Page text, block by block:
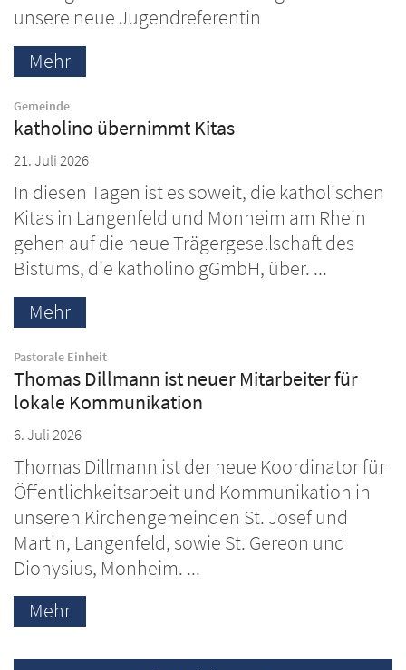
unsere neue Jugendreferentin
Mehr
Gemeinde:
katholino übernimmt Kitas
21. Juli 2026
In diesen Tagen ist es soweit, die katholischen
Kitas in Langenfeld und Monheim am Rhein
gehen auf die neue Trägergesellschaft des
Bistums, die katholino gGmbH, über. ...
Mehr
Pastorale Einheit:
Thomas Dillmann ist neuer Mitarbeiter für
lokale Kommunikation
6. Juli 2026
Thomas Dillmann ist der neue Koordinator für
Öffentlichkeitsarbeit und Kommunikation in
unseren Kirchengemeinden St. Josef und
Martin, Langenfeld, sowie St. Gereon und
Dionysius, Monheim. ...
Mehr